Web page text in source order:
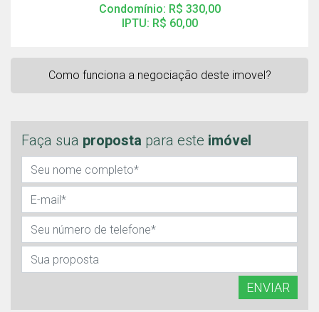
Faça sua proposta para este imóvel
ENVIAR
Condomínio: R$ 330,00
IPTU: R$ 60,00
Como funciona a negociação deste imovel?